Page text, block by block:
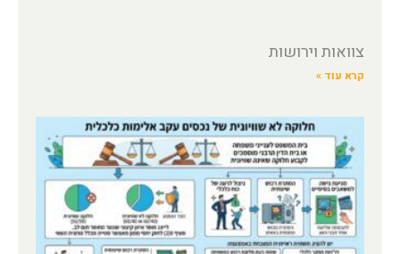
צוואות וירושות
קרא עוד »